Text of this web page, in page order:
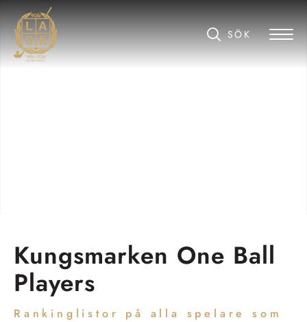
Kungsmarken One Ball
Players
Rankinglistor på alla spelare som